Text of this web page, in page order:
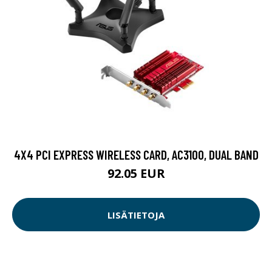
4X4 PCI EXPRESS WIRELESS CARD, AC3100, DUAL BAND
92.05 EUR
LISÄTIETOJA